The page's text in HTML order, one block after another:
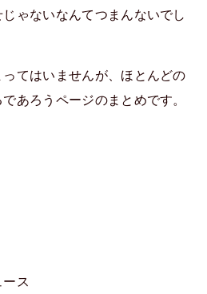
ゃないなんてつまんないでし
てはいませんが、ほとんどの
あろうページのまとめです。
ス